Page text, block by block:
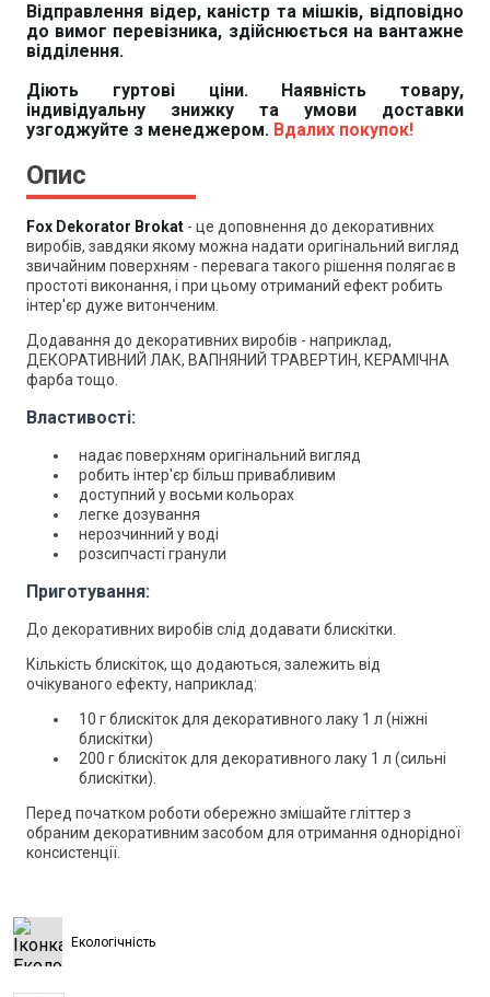
Відправлення відер, каністр та мішків, відповідно
до вимог перевізника, здійснюється на вантажне
відділення.
Діють гуртові ціни. Наявність товару,
індивідуальну знижку та умови доставки
узгоджуйте з менеджером. Вдалих покупок!
Опис
Fox Dekorator Brokat - це доповнення до декоративних
виробів, завдяки якому можна надати оригінальний вигляд
звичайним поверхням - перевага такого рішення полягає в
простоті виконання, і при цьому отриманий ефект робить
інтер'єр дуже витонченим.
Додавання до декоративних виробів - наприклад,
ДЕКОРАТИВНИЙ ЛАК, ВАПНЯНИЙ ТРАВЕРТИН, КЕРАМІЧНА
фарба тощо.
Властивості:
надає поверхням оригінальний вигляд
робить інтер'єр більш привабливим
доступний у восьми кольорах
легке дозування
нерозчинний у воді
розсипчасті гранули
Приготування:
До декоративних виробів слід додавати блискітки.
Кількість блискіток, що додаються, залежить від
очікуваного ефекту, наприклад:
10 г блискіток для декоративного лаку 1 л (ніжні
блискітки)
200 г блискіток для декоративного лаку 1 л (сильні
блискітки).
Перед початком роботи обережно змішайте гліттер з
обраним декоративним засобом для отримання однорідної
консистенції.
Екологічність